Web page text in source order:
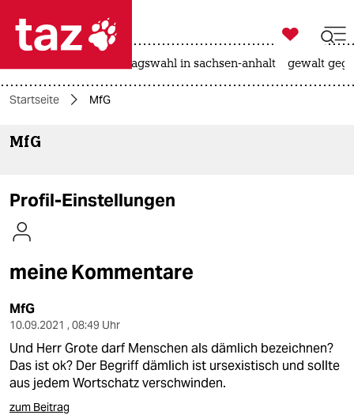

themen
kultur
sport
berlin
nord

taz zahl ich
landtagswahl in sachsen-anhalt gewalt
Startseite MfG
MfG
Profil-Einstellungen
meine Kommentare
MfG
10.09.2021 , 08:49 Uhr
Und Herr Grote darf Menschen als dämlich bezeichnen?
Das ist ok? Der Begriff dämlich ist ursexistisch und sollte
aus jedem Wortschatz verschwinden.
zum Beitrag